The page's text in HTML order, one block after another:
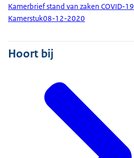
Kamerbrief stand van zaken COVID-19
Kamerstuk08-12-2020
Hoort bij